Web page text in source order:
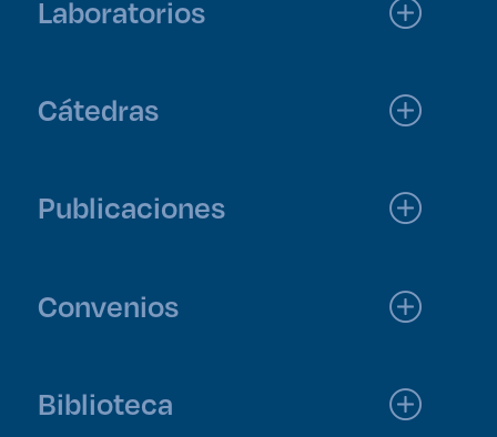
Laboratorios
Cátedras
Publicaciones
Convenios
Biblioteca